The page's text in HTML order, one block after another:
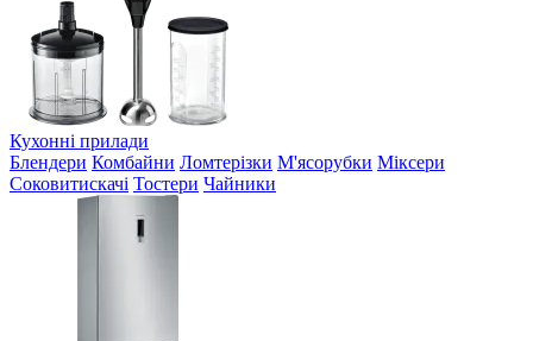
Кухонні прилади
Блендери Комбайни Ломтерізки М'ясорубки Міксери
Соковитискачі Тостери Чайники